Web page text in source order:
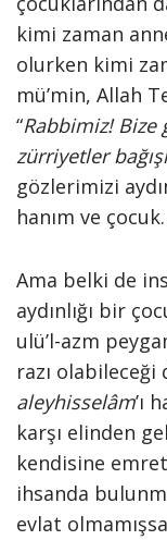
kimi zaman
olurken kimi
mü’min, Allah
“Rabbimiz! Bize
zürriyetler
gözlerimizi
hanım ve
Ama belki de
aydınlığı bir
ulü’l-azm
razı
aleyhisselâm’ı
karşı elinden
kendisine
ihsanda
evlat